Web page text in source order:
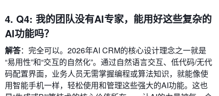
4. Q4: 我的团队没有AI专家，能用好这些复杂的
AI功能吗？
解答：完全可以。2026年AI CRM的核心设计理念之一就是
“易用性”和“交互的自然化”。通过自然语言交互、低代码/无代
码配置界面，业务人员无需掌握编程或算法知识，就能像使
用智能手机一样，轻松使用和管理这些强大的AI功能。这也